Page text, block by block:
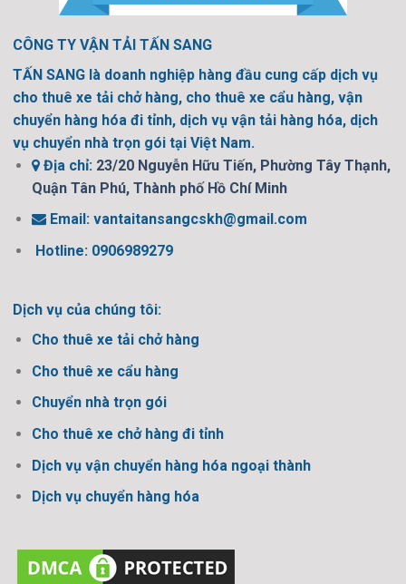
CÔNG TY VẬN TẢI TẤN SANG
TẤN SANG là doanh nghiệp hàng đầu cung cấp dịch vụ
cho thuê xe tải chở hàng, cho thuê xe cẩu hàng, vận
chuyển hàng hóa đi tỉnh, dịch vụ vận tải hàng hóa, dịch
vụ chuyển nhà trọn gói tại Việt Nam.
Địa chỉ: 23/20 Nguyễn Hữu Tiến, Phường Tây Thạnh,
Quận Tân Phú, Thành phố Hồ Chí Minh
Email:vantaitansangcskh@gmail.com
Hotline: 0906989279
Dịch vụ của chúng tôi:
Cho thuê xe tải chở hàng
Cho thuê xe cẩu hàng
Chuyển nhà trọn gói
Cho thuê xe chở hàng đi tỉnh
Dịch vụ vận chuyển hàng hóa ngoại thành
Dịch vụ chuyển hàng hóa